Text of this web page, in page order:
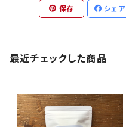
保存 シェア
最近チェックした商品